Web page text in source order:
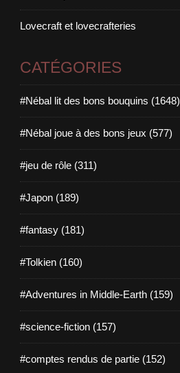
Lovecraft et lovecrafteries
CATÉGORIES
#Nébal lit des bons bouquins (1648)
#Nébal joue à des bons jeux (577)
#jeu de rôle (311)
#Japon (189)
#fantasy (181)
#Tolkien (160)
#Adventures in Middle-Earth (159)
#science-fiction (157)
#comptes rendus de partie (152)